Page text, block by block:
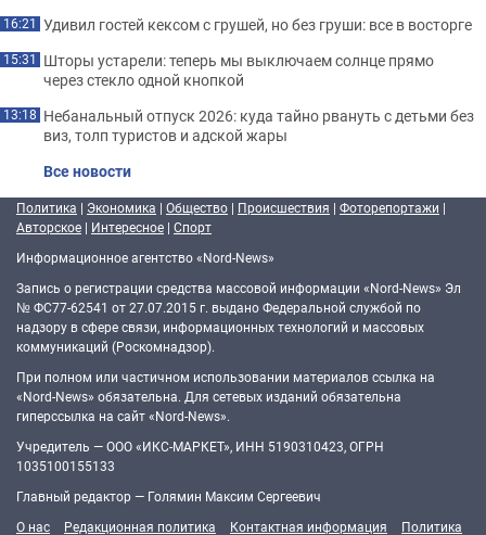
16:21 Удивил гостей кексом с грушей, но без груши: все в восторге
15:31 Шторы устарели: теперь мы выключаем солнце прямо
через стекло одной кнопкой
13:18 Небанальный отпуск 2026: куда тайно рвануть с детьми без
виз, толп туристов и адской жары
Все новости
Политика | Экономика | Общество | Происшествия | Фоторепортажи |
Авторское | Интересное | Спорт
Информационное агентство «Nord-News»
Запись о регистрации средства массовой информации «Nord-News» Эл
№ ФС77-62541 от 27.07.2015 г. выдано Федеральной службой по
надзору в сфере связи, информационных технологий и массовых
коммуникаций (Роскомнадзор).
При полном или частичном использовании материалов ссылка на
«Nord-News» обязательна. Для сетевых изданий обязательна
гиперссылка на сайт «Nord-News».
Учредитель — ООО «ИКС-МАРКЕТ», ИНН 5190310423, ОГРН
1035100155133
Главный редактор — Голямин Максим Сергеевич
О нас
Редакционная политика Контактная информация Политика